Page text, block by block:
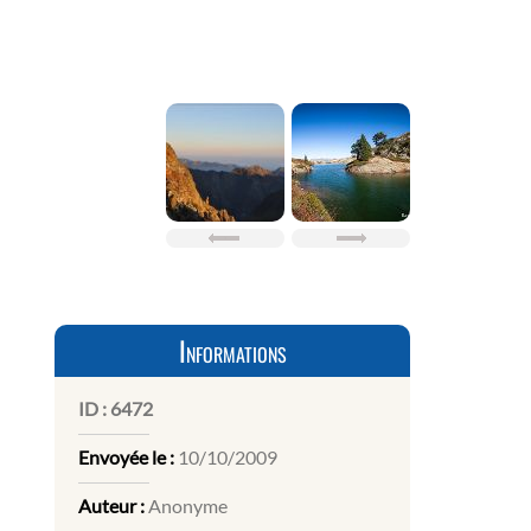
Informations
ID : 6472
Envoyée le : 10/10/2009
Auteur :Anonyme